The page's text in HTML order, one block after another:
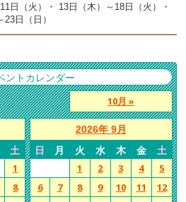
日（火）
13日（木）～18日（火）
23日（日）
ントカレンダー
10月 »
土
1
8
2026年 9月
日
月 火 水 木 金 土
1 2 3 4
5
6
7 8 9 10 11
12